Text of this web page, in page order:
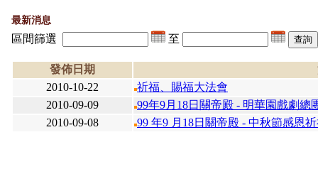
最新消息
區間篩選 至
發佈日期
2010-10-22
祈福、賜福大法會
2010-09-09
99年9月18日關帝殿 - 明華園戲劇總
2010-09-08
99 年9 月18日關帝殿 - 中秋節感恩